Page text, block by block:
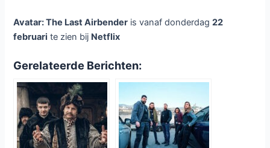
Avatar: The Last Airbender is vanaf donderdag22
februari te zien bij Netflix
Gerelateerde Berichten: